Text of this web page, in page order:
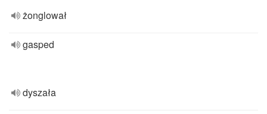
żonglował
gasped
dyszała